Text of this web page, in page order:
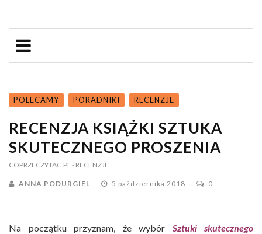
POLECAMY PORADNIKI RECENZJE
RECENZJA KSIĄŻKI SZTUKA
SKUTECZNEGO PROSZENIA
COPRZECZYTAC.PL - RECENZJE
ANNA PODURGIEL 5 października 2018 0
Na początku przyznam, że wybór Sztuki skutecznego